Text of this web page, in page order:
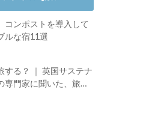
コンポストを導入して
ルな宿11選
国サステナ
専門家に聞いた、旅の